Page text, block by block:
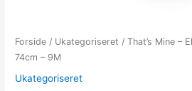
Forside / Ukategoriseret / That’s Mine –
74cm – 9M
Ukategoriseret